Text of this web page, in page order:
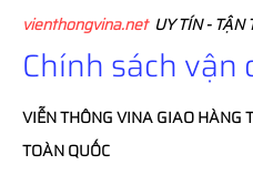
vienthongvina.netUY TÍN - TẬN
Chính sách vận
VIỄN THÔNGVINAGIAO HÀNG
TOÀN QUỐC